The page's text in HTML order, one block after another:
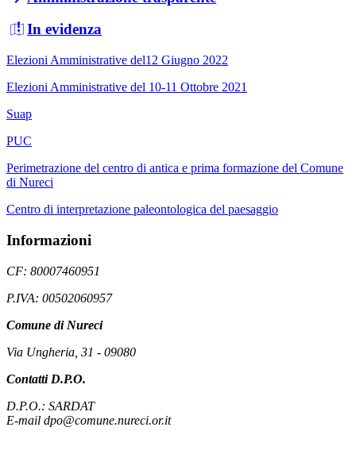
In evidenza
Elezioni Amministrative del12 Giugno 2022
Elezioni Amministrative del 10-11 Ottobre 2021
Suap
PUC
Perimetrazione del centro di antica e prima formazione del Comune
di Nureci
Centro di interpretazione paleontologica del paesaggio
Informazioni
CF: 80007460951
P.IVA: 00502060957
Comune di Nureci
Via Ungheria, 31 - 09080
Contatti D.P.O.
D.P.O.: SARDAT
E-mail dpo@comune.nureci.or.it